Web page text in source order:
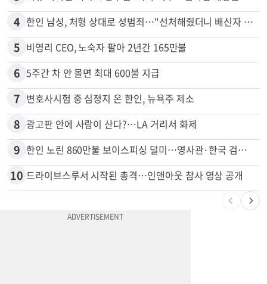
3 서류 하나만 빠져도 영주권·비자 거부…심사관 재량권 대폭 확대
4
5 비영리 CEO, 노숙자 팔아 2년간 165만불
6 5주간 차 안 몰면 최대 600불 지급
7 변호사시험 중 심정지 온 한인, 뉴욕주 제소
8 광고판 안에 사람이 산다?…LA 거리서 화제
9 한인 노린 860만불 보이스피싱 덜미…영사관·한국 검찰 사칭
드라이브스루서 시작된 총격…인앤아웃 참사 영상 공개